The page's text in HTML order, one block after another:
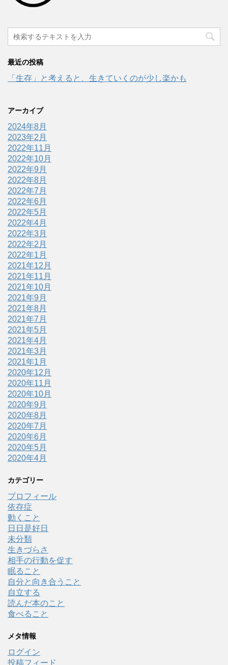
最近の投稿
「生存」と考えると、生きていくのが少し楽かも
アーカイブ
2024年8月
2023年2月
2022年11月
2022年10月
2022年9月
2022年8月
2022年7月
2022年6月
2022年5月
2022年4月
2022年3月
2022年2月
2022年1月
2021年12月
2021年11月
2021年10月
2021年9月
2021年8月
2021年7月
2021年5月
2021年4月
2021年3月
2021年1月
2020年12月
2020年11月
2020年10月
2020年9月
2020年8月
2020年7月
2020年6月
2020年5月
2020年4月
カテゴリー
プロフィール
依存症
動くこと
日日是好日
未分類
生きづらさ
相手の行動を促す
眠ること
自分と向き合うこと
自立する
読んだ本のこと
食べること
メタ情報
ログイン
投稿フィード